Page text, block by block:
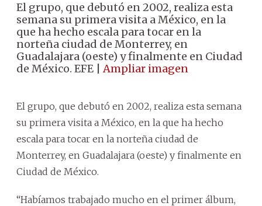
El grupo, que debutó en 2002, realiza esta
semana su primera visita a México, en la
que ha hecho escala para tocar en la
norteña ciudad de Monterrey, en
Guadalajara (oeste) y finalmente en Ciudad
de México. EFE |Ampliar imagen
El grupo, que debutó en 2002, realiza esta semana
su primera visita a México, en la que ha hecho
escala para tocar en la norteña ciudad de
Monterrey, en Guadalajara (oeste) y finalmente en
Ciudad de México.
“Habíamos trabajado mucho en el primer álbum,